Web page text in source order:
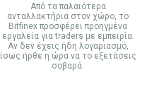
Από τα παλαιότερα
ανταλλακτήρια στον χώρο, το
Bitfinex προσφέρει προηγμένα
εργαλεία για traders με εμπειρία.
Αν δεν έχεις ήδη λογαριασμό,
ίσως ήρθε η ώρα να το εξετάσεις
σοβαρά.